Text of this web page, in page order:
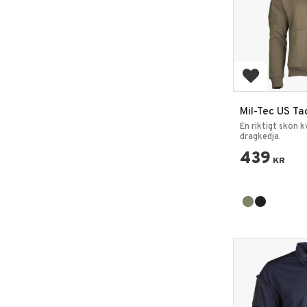
Add to
Mil-Tec US
Hoodie Tröja
En riktigt skön
dragkedja.
439 KR